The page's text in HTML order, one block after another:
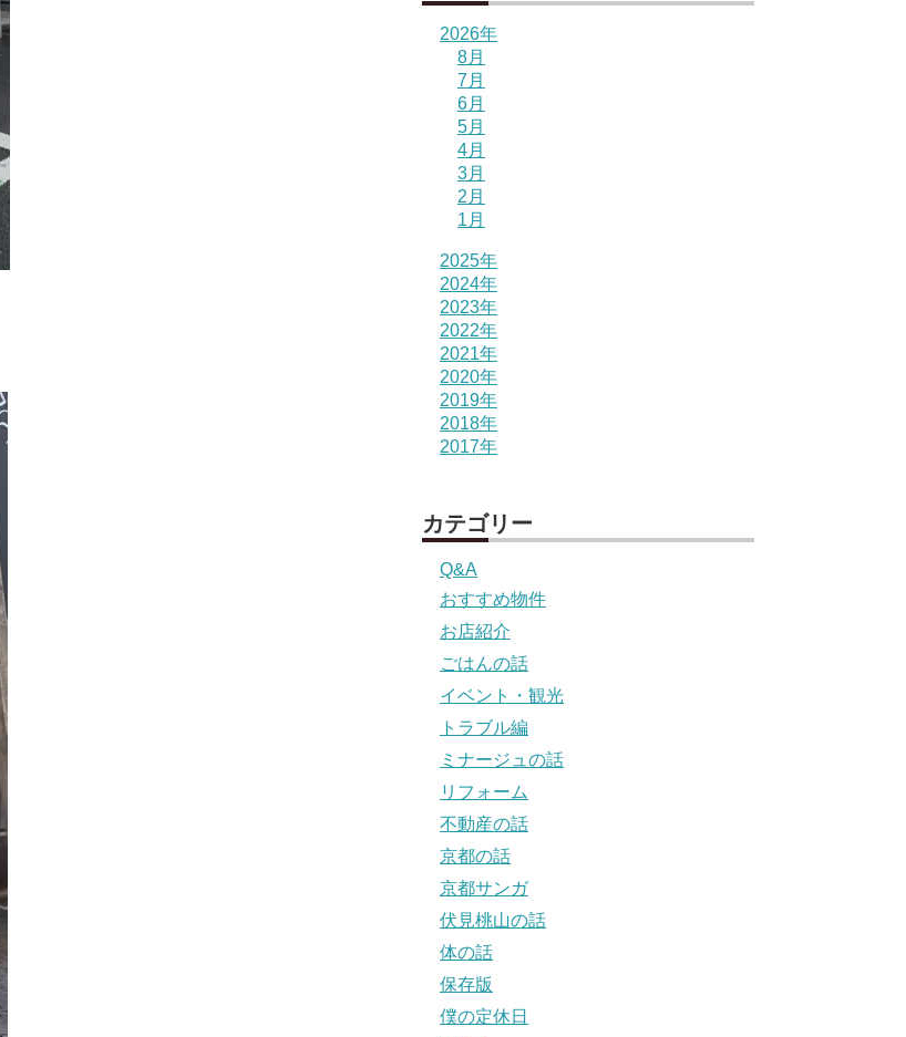
2026年
8月
7月
6月
5月
4月
3月
2月
1月
2025年
2024年
2023年
2022年
2021年
2020年
2019年
2018年
2017年
カテゴリー
Q&A
おすすめ物件
お店紹介
ごはんの話
イベント・観光
トラブル編
ミナージュの話
リフォーム
不動産の話
京都の話
京都サンガ
伏見桃山の話
体の話
保存版
僕の定休日